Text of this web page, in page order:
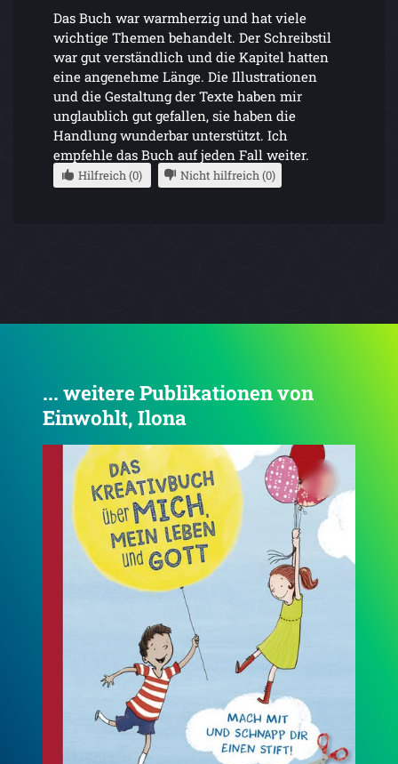
Das Buch war warmherzig und hat viele
wichtige Themen behandelt. Der Schreibstil
war gut verständlich und die Kapitel hatten
eine angenehme Länge. Die Illustrationen
und die Gestaltung der Texte haben mir
unglaublich gut gefallen, sie haben die
Handlung wunderbar unterstützt. Ich
empfehle das Buch auf jeden Fall weiter.
Hilfreich (0) Nicht hilfreich (0)
... weitere Publikationen von
Einwohlt, Ilona
4.9